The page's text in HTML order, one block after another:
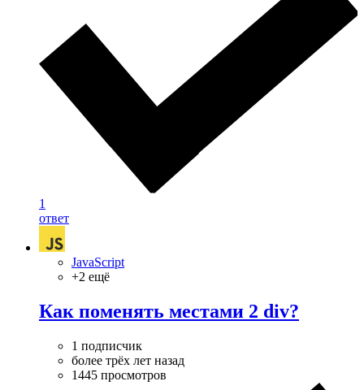
1
ответ
JavaScript
+2 ещё
Как поменять местами 2 div?
1 подписчик
более трёх лет назад
1445 просмотров